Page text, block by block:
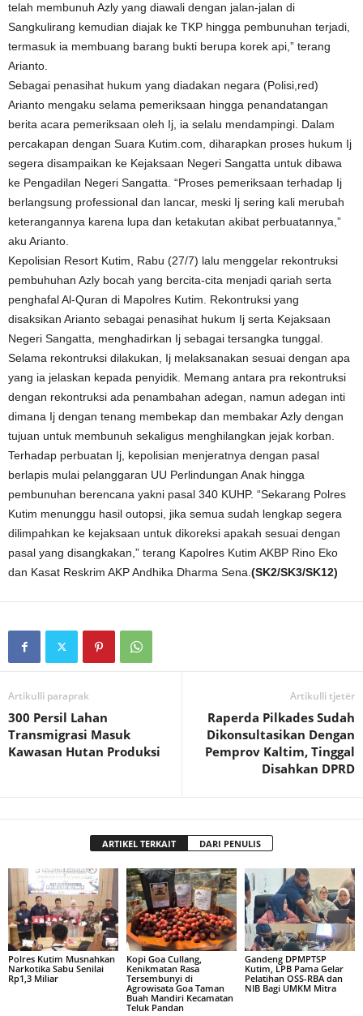
telah membunuh Azly yang diawali dengan jalan-jalan di
Sangkulirang kemudian diajak ke TKP hingga pembunuhan terjadi,
termasuk ia membuang barang bukti berupa korek api,” terang
Arianto.
Sebagai penasihat hukum yang diadakan negara (Polisi,red)
Arianto mengaku selama pemeriksaan hingga penandatangan
berita acara pemeriksaan oleh Ij, ia selalu mendampingi. Dalam
percakapan dengan Suara Kutim.com, diharapkan proses hukum Ij
segera disampaikan ke Kejaksaan Negeri Sangatta untuk dibawa
ke Pengadilan Negeri Sangatta. “Proses pemeriksaan terhadap Ij
berlangsung professional dan lancar, meski Ij sering kali merubah
keterangannya karena lupa dan ketakutan akibat perbuatannya,”
aku Arianto.
Kepolisian Resort Kutim, Rabu (27/7) lalu menggelar rekontruksi
pembuhuhan Azly bocah yang bercita-cita menjadi qariah serta
penghafal Al-Quran di Mapolres Kutim. Rekontruksi yang
disaksikan Arianto sebagai penasihat hukum Ij serta Kejaksaan
Negeri Sangatta, menghadirkan Ij sebagai tersangka tunggal.
Selama rekontruksi dilakukan, Ij melaksanakan sesuai dengan apa
yang ia jelaskan kepada penyidik. Memang antara pra rekontruksi
dengan rekontruksi ada penambahan adegan, namun adegan inti
dimana Ij dengan tenang membekap dan membakar Azly dengan
tujuan untuk membunuh sekaligus menghilangkan jejak korban.
Terhadap perbuatan Ij, kepolisian menjeratnya dengan pasal
berlapis mulai pelanggaran UU Perlindungan Anak hingga
pembunuhan berencana yakni pasal 340 KUHP. “Sekarang Polres
Kutim menunggu hasil outopsi, jika semua sudah lengkap segera
dilimpahkan ke kejaksaan untuk dikoreksi apakah sesuai dengan
pasal yang disangkakan,” terang Kapolres Kutim AKBP Rino Eko
dan Kasat Reskrim AKP Andhika Dharma Sena. (SK2/SK3/SK12)
Artikulli paraprak
300 Persil Lahan
Transmigrasi Masuk
Kawasan Hutan Produksi
Artikulli tjetër
Raperda Pilkades Sudah
Dikonsultasikan Dengan
Pemprov Kaltim, Tinggal
Disahkan DPRD
ARTIKEL TERKAIT DARI PENULIS
Polres Kutim Musnahkan
Narkotika Sabu Senilai
Rp1,3 Miliar
Kopi Goa Cullang,
Kenikmatan Rasa
Tersembunyi di
Agrowisata Goa Taman
Buah Mandiri Kecamatan
Teluk Pandan
Gandeng DPMPTSP
Kutim, LPB Pama Gelar
Pelatihan OSS-RBA dan
NIB Bagi UMKM Mitra